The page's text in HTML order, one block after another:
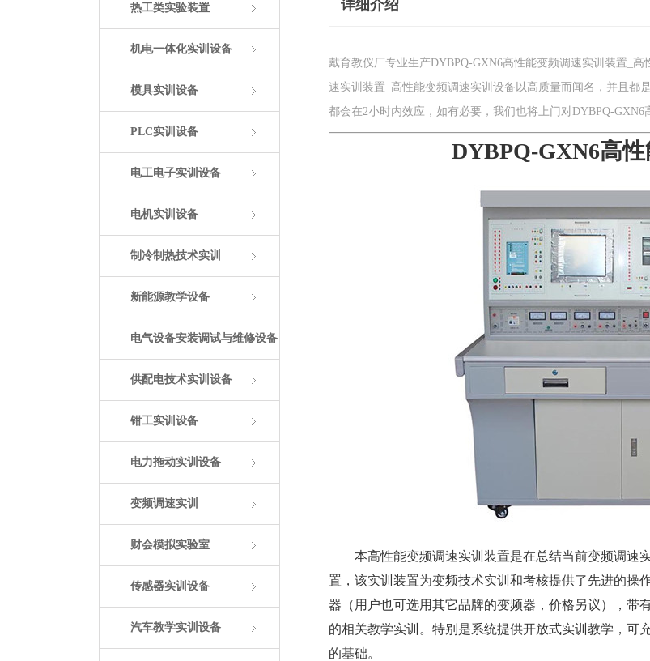
热工类实验装置
机电一体化实训设备
模具实训设备
PLC实训设备
电工电子实训设备
电机实训设备
制冷制热技术实训
新能源教学设备
电气设备安装调试与维修设备
供配电技术实训设备
钳工实训设备
电力拖动实训设备
变频调速实训
财会模拟实验室
传感器实训设备
汽车教学实训设备
详细介绍
戴育教仪厂专业生产DYBPQ-GXN6高性能变频调速实训装置_
速实训装置_高性能变频调速实训设备以高质量而闻名，并且都
都会在2小时内效应，如有必要，我们也将上门对DYBPQ-
DYBPQ-GXN6高
本高性能变频调速实训装置是在总结当前变频调速
置，该实训装置为变频技术实训和考核提供了先进的操
器（用户也可选用其它品牌的变频器，价格另议），带有
的相关教学实训。特别是系统提供开放式实训教学，可
的基础。